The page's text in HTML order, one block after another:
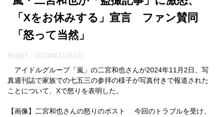
「Xをお休みする」宣言 ファン賛同
「怒って当然」
投稿日： 2024年11月3日
アイドルグループ「嵐」の二宮和也さんが2024年11月2日、写
真週刊誌で家族での七五三の参拝の様子が写真付きで報道された
ことについて、Xで怒りを表明した。
【画像】二宮和也さんの怒りのポスト 今回のトラブルを受け、